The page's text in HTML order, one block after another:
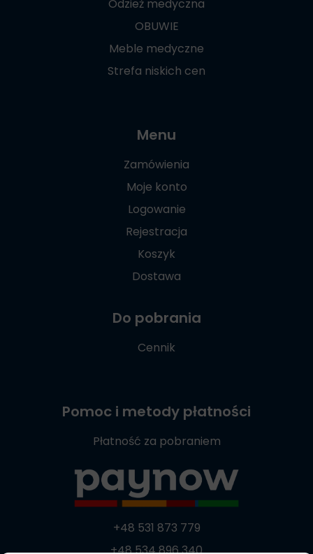
Odzież medyczna
OBUWIE
Meble medyczne
Strefa niskich cen
Menu
Zamówienia
Moje konto
Logowanie
Rejestracja
Koszyk
Dostawa
Do pobrania
Cennik
Pomoc i metody płatności
Płatność za pobraniem
+48 531 873 779
+48 534 896 340